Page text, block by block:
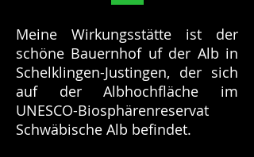
Meine Wirkungsstätte ist der
schöne Bauernhof uf der Alb in
Schelklingen-Justingen, der sich
auf der Albhochfläche im
UNESCO-Biosphärenreservat
Schwäbische Alb befindet.